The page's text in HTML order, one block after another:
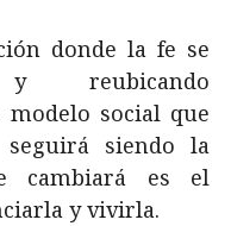
donde la fe se
reubicando
modelo social que
siendo la
cambiará es el
y vivirla.